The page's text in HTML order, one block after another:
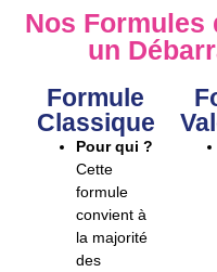
Nos Formules
un
Formule
Classique
Pour qui ?
Cette
formule
convient à
la majorité
des